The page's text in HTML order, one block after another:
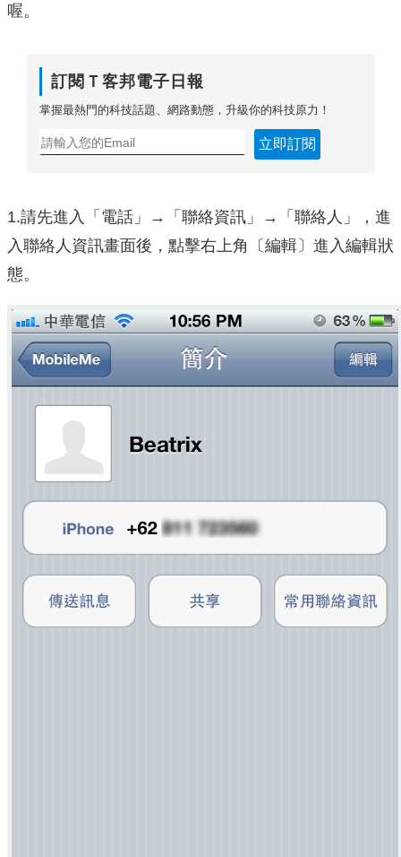
喔。
訂閱Ｔ客邦電子日報
掌握最熱門的科技話題、網路動態，升級你的科技原力！
立即訂閱
1.請先進入「電話」→「聯絡資訊」→「聯絡人」，進
入聯絡人資訊畫面後，點擊右上角〔編輯〕進入編輯狀
態。